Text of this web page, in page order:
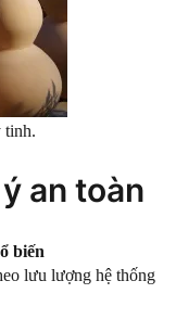
tinh.
an toàn
biến
lưu lượng hệ thống